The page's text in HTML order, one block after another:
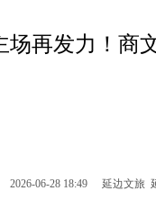
场再发力！商
2026-06-28 18:49 延边文旅